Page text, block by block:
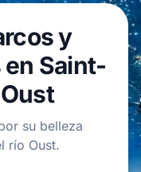
y
Saint-
su belleza
río Oust.